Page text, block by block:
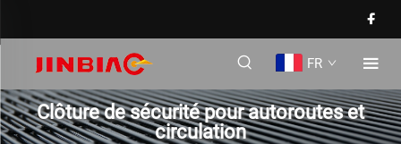
FR
Clôture de sécurité pour autoroutes et
circulation